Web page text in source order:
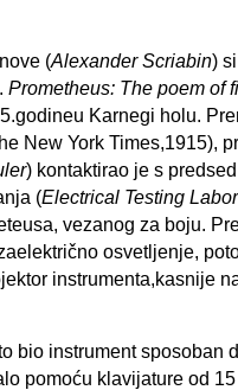
(Alexander Scriabin)
Prometheus: The poem of
Karnegi holu.
New York Times,1915),
) kontaktirao je s
(Electrical Testing
vezanog za boju.
osvetljenje,
instrumenta,kasnije
bio instrument sposoban
pomoću klavijature od